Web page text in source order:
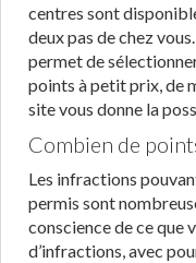
centres sont
deux pas de chez
permet de
points à petit prix, de
site vous donne la
Combien de
Les infractions
permis sont
conscience de ce que
d’infractions, avec